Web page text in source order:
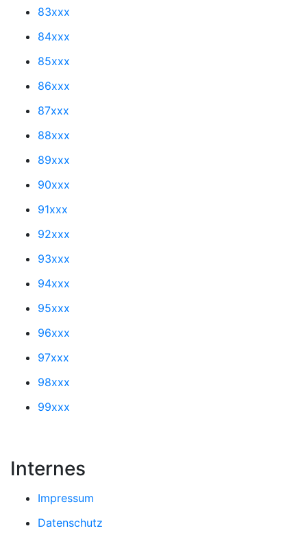
83xxx
84xxx
85xxx
86xxx
87xxx
88xxx
89xxx
90xxx
91xxx
92xxx
93xxx
94xxx
95xxx
96xxx
97xxx
98xxx
99xxx
Internes
Impressum
Datenschutz